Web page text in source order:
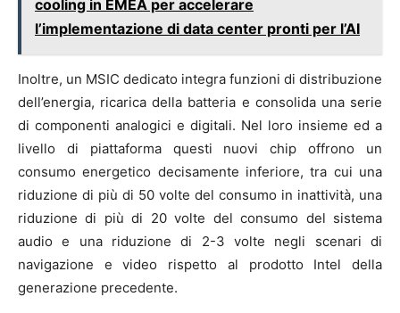
cooling in EMEA per accelerare
l’implementazione di data center pronti per l’AI
Inoltre, un MSIC dedicato integra funzioni di distribuzione
dell’energia, ricarica della batteria e consolida una serie
di componenti analogici e digitali. Nel loro insieme ed a
livello di piattaforma questi nuovi chip offrono un
consumo energetico decisamente inferiore, tra cui una
riduzione di più di 50 volte del consumo in inattività, una
riduzione di più di 20 volte del consumo del sistema
audio e una riduzione di 2-3 volte negli scenari di
navigazione e video rispetto al prodotto Intel della
generazione precedente.